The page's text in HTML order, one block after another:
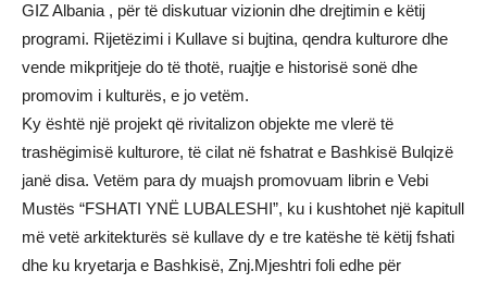
GIZ Albania , për të diskutuar vizionin dhe drejtimin e këtij
programi. Rijetëzimi i Kullave si bujtina, qendra kulturore dhe
vende mikpritjeje do të thotë, ruajtje e historisë sonë dhe
promovim i kulturës, e jo vetëm.
Ky është një projekt që rivitalizon objekte me vlerë të
trashëgimisë kulturore, të cilat në fshatrat e Bashkisë Bulqizë
janë disa. Vetëm para dy muajsh promovuam librin e Vebi
Mustës “FSHATI YNË LUBALESHI”, ku i kushtohet një kapitull
më vetë arkitekturës së kullave dy e tre katëshe të këtij fshati
dhe ku kryetarja e Bashkisë, Znj.Mjeshtri foli edhe për